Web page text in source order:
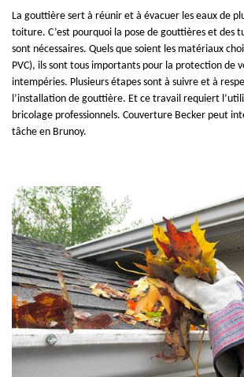
La gouttière sert à réunir et à évacuer les eaux de
toiture. C’est pourquoi la pose de gouttières et des
sont nécessaires. Quels que soient les matériaux
PVC), ils sont tous importants pour la protection de
intempéries. Plusieurs étapes sont à suivre et à
l’installation de gouttière. Et ce travail requiert
bricolage professionnels. Couverture Becker peut
tâche en Brunoy.